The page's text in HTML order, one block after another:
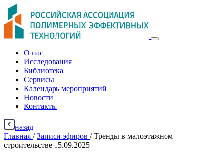
О нас
Исследования
Библиотека
Сервисы
Календарь мероприятий
Новости
Контакты
назад
Главная /Записи эфиров /Тренды в малоэтажном
строительстве 15.09.2025